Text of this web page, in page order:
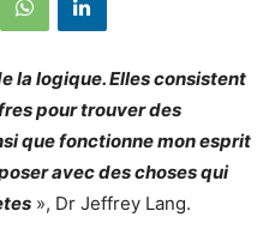
la logique. Elles consistent
pour trouver des
que fonctionne mon esprit
avec des choses qui
», Dr Jeffrey Lang.